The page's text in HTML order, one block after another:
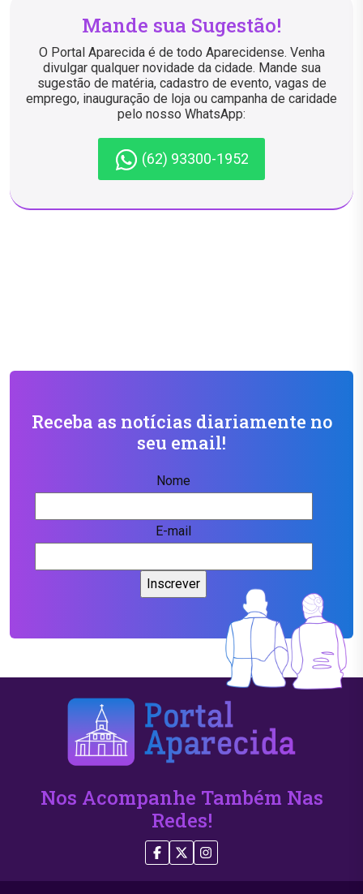
Mande sua Sugestão!
O Portal Aparecida é de todo Aparecidense. Venha
divulgar qualquer novidade da cidade. Mande sua
sugestão de matéria, cadastro de evento, vagas de
emprego, inauguração de loja ou campanha de caridade
pelo nosso WhatsApp:
(62) 93300-1952
Receba as notícias diariamente no
seu email!
Nome
E-mail
Nos Acompanhe Também Nas
Redes!